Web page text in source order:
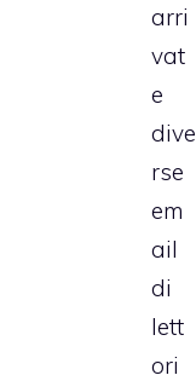
arri
vat
e
dive
rse
em
ail
di
lett
ori